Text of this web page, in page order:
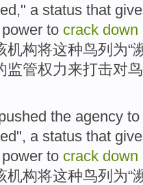
," a status that
power to crack down
机构将这种鸟列为“
监管权力来打击对
the agency to
", a status that
power to crack down
机构将这种鸟列为“